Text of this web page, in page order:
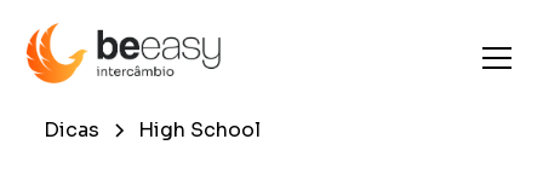
Dicas High School